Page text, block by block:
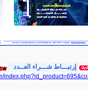
إرتبـــاط شـــراء العــدد